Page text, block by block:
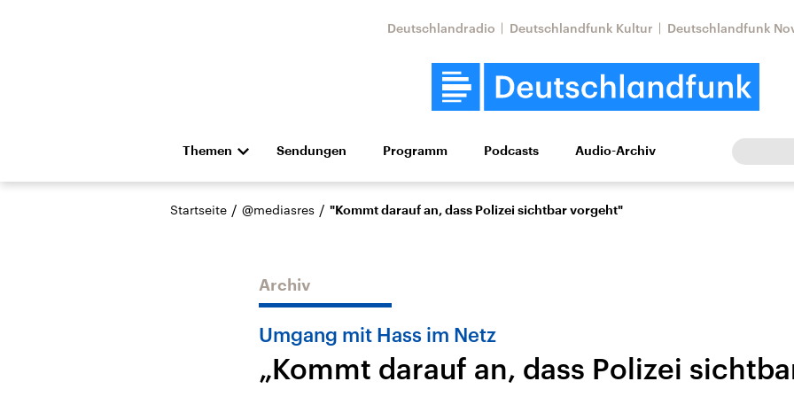
Deutschlandradio Deutschlandfunk Kultur Deutschlandfunk
Themen
Die Nachrichten Politik Wirtschaft Wissen Kultur Europa
Hörspiel und Feature Musik
Landtagswahl Sachsen-
Anhalt 2026
USA
Nahostkonflikt
Iran
Sendungen Programm Podcasts Audio-Archiv
Startseite / @mediasres / "Kommt darauf an, dass Polizei sichtbar vorgeht"
Archiv
Umgang mit Hass im Netz
„Kommt darauf an, dass Polizei